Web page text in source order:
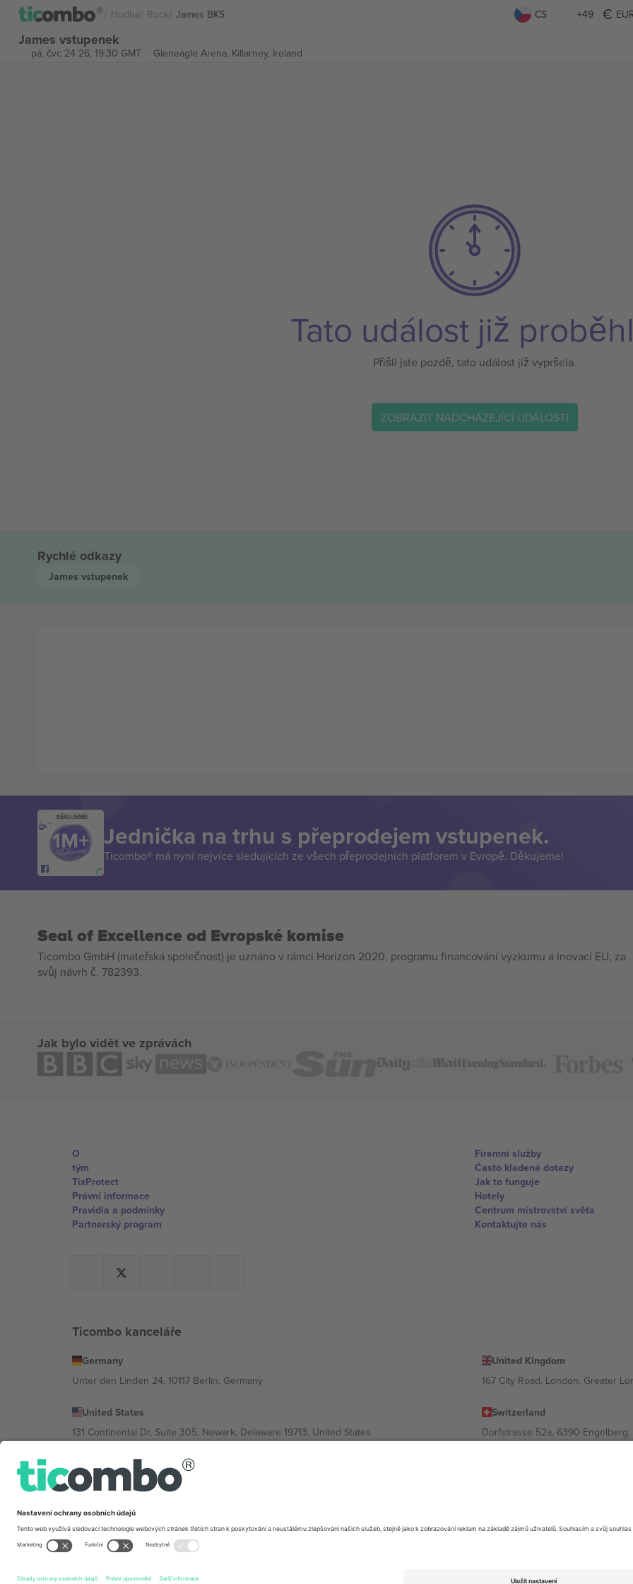
Hudba Rock James BKS CS +49
James vstupenek
pá, čvc 24 26, 19:30 GMT Gleneagle Arena, Killarney, Ireland
Tato událost již
Přišli jste pozdě, tato událost již vypršela.
ZOBRAZIT NADCHÁZEJÍCÍ UDÁLOSTI
Rychlé odkazy
James vstupenek
DĚKUJEME!
Jednička na trhu s přeprodejem vstupenek.
Ticombo® má nyní nejvíce sledujících ze všech přeprodejních platforem v Evropě. Děkujeme!
Seal of Excellence od Evropské komise
Ticombo GmbH (mateřská společnost) je uznáno v rámci Horizon 2020, programu financování výzkumu a inovací EU, za
svůj návrh č. 782393.
Jak bylo vidět ve zprávách
O
tým
TixProtect
Právní informace
Pravidla a podmínky
Partnerský program
Firemní služby
Často kladené dotazy
Jak to funguje
Hotely
Centrum mistrovství světa
Kontaktujte nás
Ticombo kanceláře
Germany
Unter den Linden 24, 10117 Berlin, Germany
United Kingdom
167 City Road, London, Greater
United States
131 Continental Dr, Suite 305, Newark, Delaware 19713, United States
Switzerland
Dorfstrasse 52a, 6390
Bulgaria
Regus Sofia City West, bul Totleben 53-55, 1606 Sofia, Bulgaria
Mexico
Av Chapultepec 360, Roma Norte, Cuauhtémoc, 06700 Ciudad de México, CDMX, Mexico
2026 Ticombo. Všechna práva vyhrazena.